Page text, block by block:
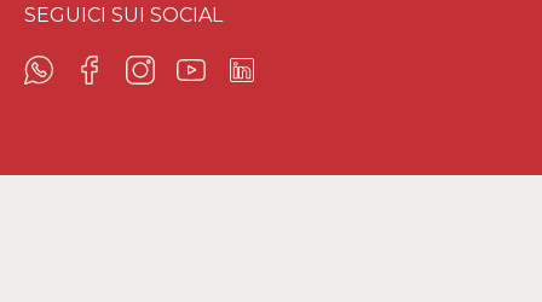
SEGUICI SUI SOCIAL